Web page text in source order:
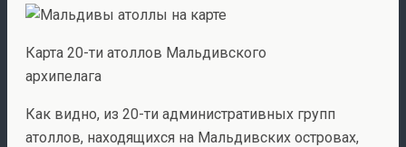
Карта 20-ти атоллов Мальдивского
архипелага
Как видно, из 20-ти административных групп
атоллов, находящихся на Мальдивских островах,